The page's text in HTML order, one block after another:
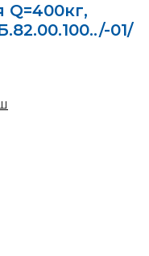
Q=400кг,
01/